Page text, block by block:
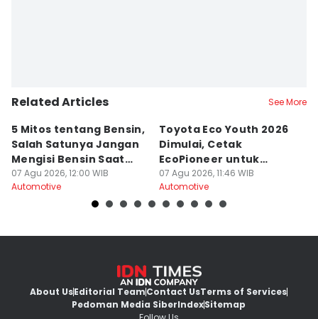
Related Articles See More
5 Mitos tentang Bensin,
Salah Satunya Jangan
Mengisi Bensin Saat
Hujan?
07 Agu 2026, 12:00 WIB
Automotive
Toyota Eco Youth 2026
Dimulai, Cetak
EcoPioneer untuk
Dekarbonisasi
07 Agu 2026, 11:46 WIB
Automotive
About UsEditorial TeamContact UsTerms of Services
Pedoman Media SiberIndexSitemap